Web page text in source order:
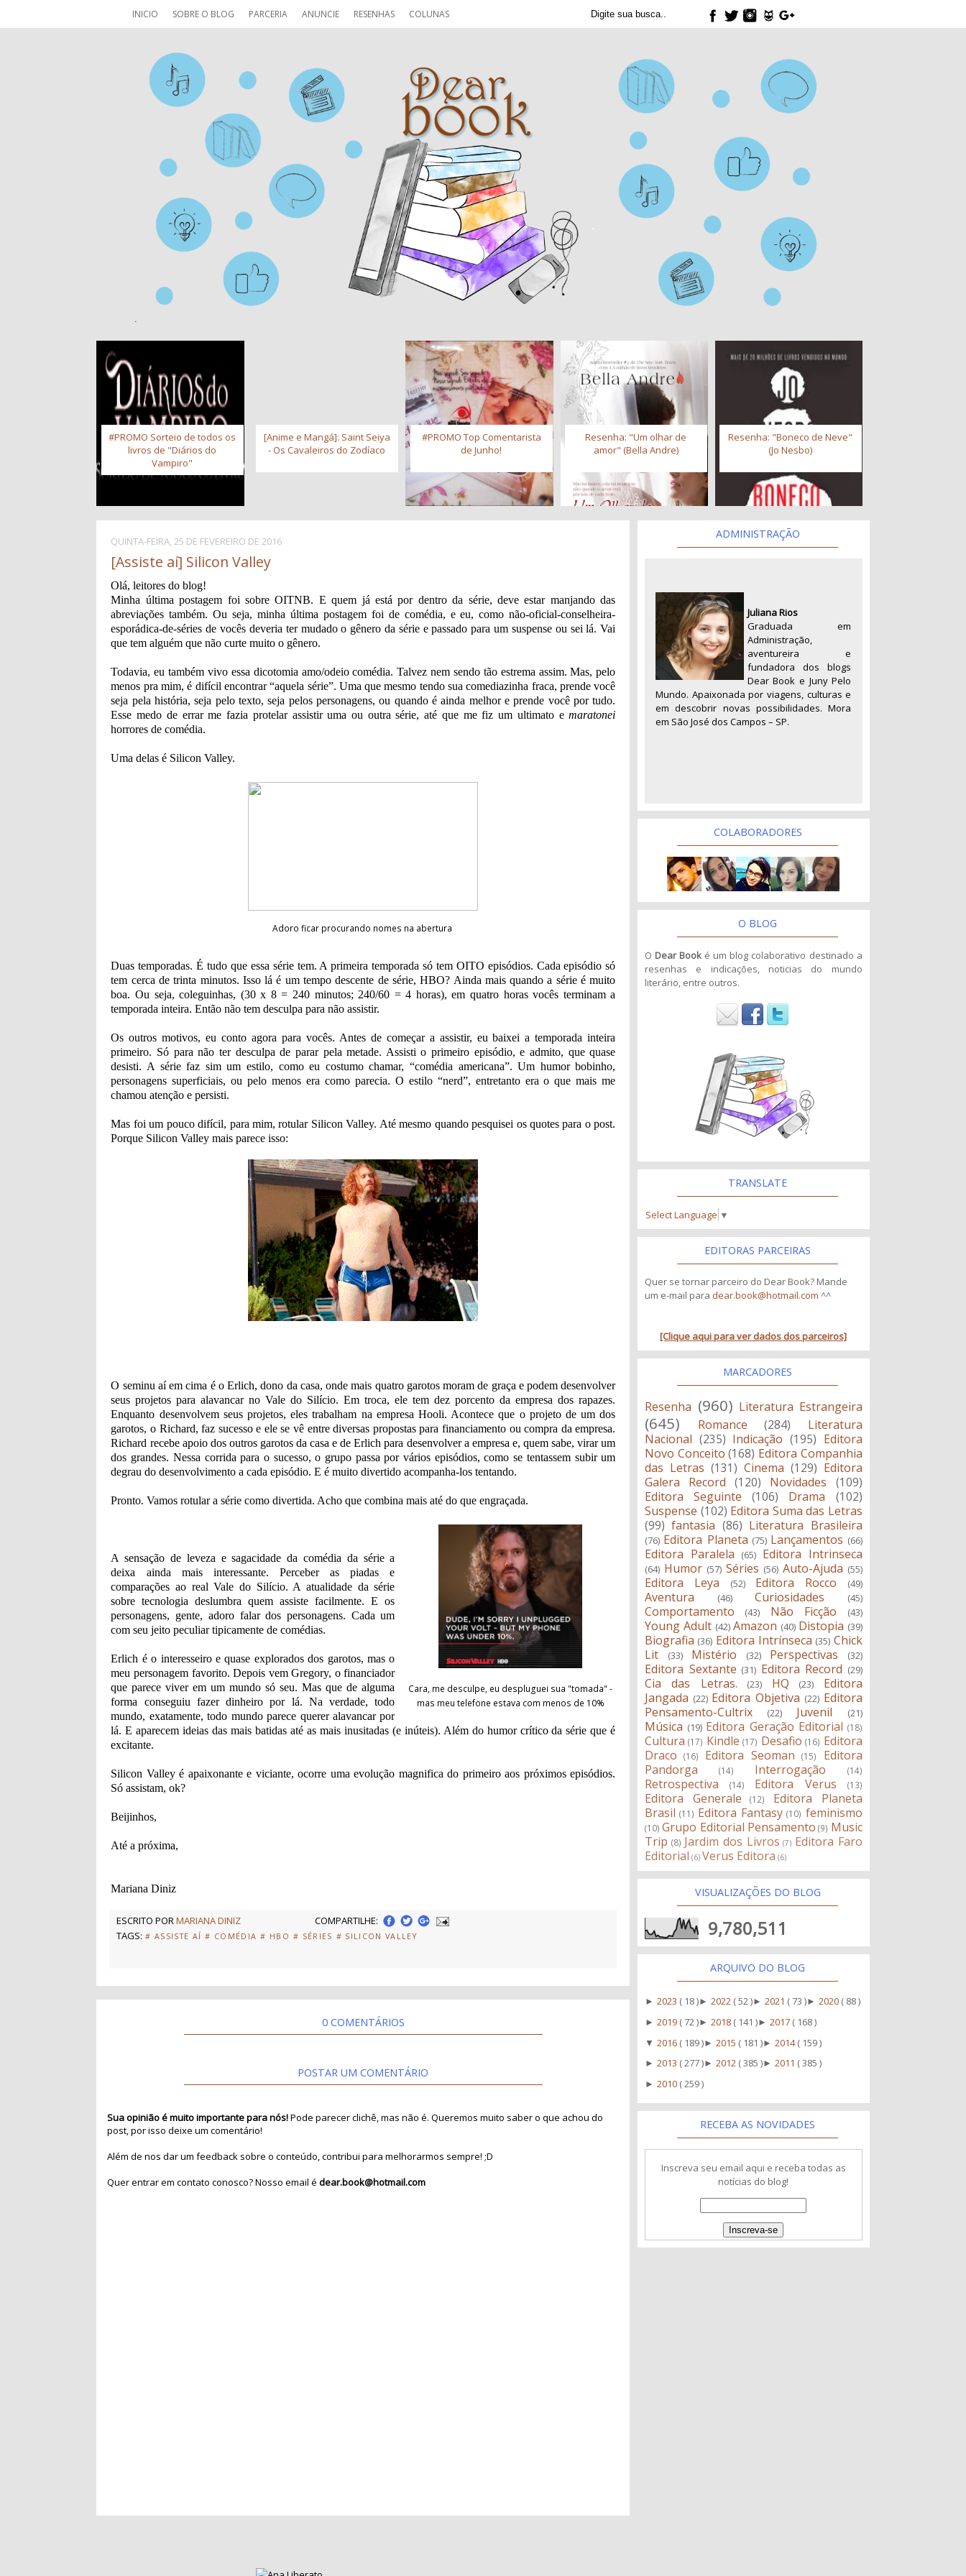
INICIO SOBRE O BLOG PARCERIA ANUNCIE RESENHAS COLUNAS
#PROMO Sorteio de todos os
livros de "Diários do
Vampiro"
[Anime e Mangá]: Saint Seiya
- Os Cavaleiros do Zodíaco
#PROMO Top Comentarista
de Junho!
Resenha: "Um olhar de
amor" (Bella Andre)
Resenha: "Boneco de Neve"
(Jo Nesbo)
QUINTA-FEIRA, 25 DE FEVEREIRO DE 2016
[Assiste aí] Silicon Valley
Olá, leitores do blog!
Minha última postagem foi sobre OITNB. E quem já está por dentro da série, deve estar manjando das
abreviações também. Ou seja, minha última postagem foi de comédia, e eu, como não-oficial-conselheira-
esporádica-de-séries de vocês deveria ter mudado o gênero da série e passado para um suspense ou sei lá. Vai
que tem alguém que não curte muito o gênero.
Todavia, eu também vivo essa dicotomia amo/odeio comédia. Talvez nem sendo tão estrema assim. Mas, pelo
menos pra mim, é difícil encontrar “aquela série”. Uma que mesmo tendo sua comediazinha fraca, prende você
seja pela história, seja pelo texto, seja pelos personagens, ou quando é ainda melhor e prende você por tudo.
Esse medo de errar me fazia protelar assistir uma ou outra série, até que me fiz um ultimato emaratonei
horrores de comédia.
Uma delas é Silicon Valley.
Adoro ficar procurando nomes na abertura
Duas temporadas. É tudo que essa série tem. A primeira temporada só tem OITO episódios. Cada episódio só
tem cerca de trinta minutos. Isso lá é um tempo descente de série, HBO? Ainda mais quando a série é muito
boa. Ou seja, coleguinhas, (30 x 8 = 240 minutos; 240/60 = 4 horas), em quatro horas vocês terminam a
temporada inteira. Então não tem desculpa para não assistir.
Os outros motivos, eu conto agora para vocês. Antes de começar a assistir, eu baixei a temporada inteira
primeiro. Só para não ter desculpa de parar pela metade. Assisti o primeiro episódio, e admito, que quase
desisti. A série faz sim um estilo, como eu costumo chamar, “comédia americana”. Um humor bobinho,
personagens superficiais, ou pelo menos era como parecia. O estilo “nerd”, entretanto era o que mais me
chamou atenção e persisti.
Mas foi um pouco difícil, para mim, rotular Silicon Valley. Até mesmo quando pesquisei os quotes para o post.
Porque Silicon Valley mais parece isso:
O seminu aí em cima é o Erlich, dono da casa, onde mais quatro garotos moram de graça e podem desenvolver
seus projetos para alavancar no Vale do Silício. Em troca, ele tem dez porcento da empresa dos rapazes.
Enquanto desenvolvem seus projetos, eles trabalham na empresa Hooli. Acontece que o projeto de um dos
garotos, o Richard, faz sucesso e ele se vê entre diversas propostas para financiamento ou compra da empresa.
Richard recebe apoio dos outros garotos da casa e de Erlich para desenvolver a empresa e, quem sabe, virar um
dos grandes. Nessa corrida para o sucesso, o grupo passa por vários episódios, como se tentassem subir um
degrau do desenvolvimento a cada episódio. E é muito divertido acompanha-los tentando.
Pronto. Vamos rotular a série como divertida. Acho que combina mais até do que engraçada.
Cara, me desculpe, eu despluguei sua "tomada" -
mas meu telefone estava com menos de 10%
A sensação de leveza e sagacidade da comédia da série a
deixa ainda mais interessante. Perceber as piadas e
comparações ao real Vale do Silício. A atualidade da série
sobre tecnologia deslumbra quem assiste facilmente. E os
personagens, gente, adoro falar dos personagens. Cada um
com seu jeito peculiar tipicamente de comédias.
Erlich é o interesseiro e quase explorados dos garotos, mas o
meu personagem favorito. Depois vem Gregory, o financiador
que parece viver em um mundo só seu. Mas que de alguma
forma conseguiu fazer dinheiro por lá. Na verdade, todo
mundo, exatamente, todo mundo parece querer alavancar por
lá. E aparecem ideias das mais batidas até as mais inusitadas (e inúteis). Além do humor crítico da série que é
excitante.
Silicon Valley é apaixonante e viciante, ocorre uma evolução magnifica do primeiro aos próximos episódios.
Só assistam, ok?
Beijinhos,
Até a próxima,
Mariana Diniz
ESCRITO PORMARIANA DINIZ
COMPARTILHE:
TAGS: # ASSISTE AÍ # COMÉDIA # HBO # SÉRIES # SILICON VALLEY
0 COMENTÁRIOS
POSTAR UM COMENTÁRIO
Sua opinião é muito importante para nós!Pode parecer clichê, mas não é. Queremos muito saber o que achou do
post, por isso deixe um comentário!
Além de nos dar um feedback sobre o conteúdo, contribui para melhorarmos sempre! ;D
Quer entrar em contato conosco? Nosso email édear.book@hotmail.com
ADMINISTRAÇÃO
Juliana Rios
Graduada em
Administração,
aventureira e
fundadora dos blogs
Dear Book e Juny Pelo
Mundo. Apaixonada por viagens, culturas e
em descobrir novas possibilidades. Mora
em São José dos Campos – SP.
COLABORADORES
O BLOG
O Dear Book é um blog colaborativo destinado a
resenhas e indicações, noticias do mundo
literário, entre outros.
TRANSLATE
Select Language ▼
EDITORAS PARCEIRAS
Quer se tornar parceiro do Dear Book? Mande
um e-mail para dear.book@hotmail.com ^^
[Clique aqui para ver dados dos parceiros]
MARCADORES
Resenha (960) Literatura Estrangeira
(645) Romance (284)
Literatura
Nacional (235) Indicação (195) Editora
Novo Conceito (168) Editora Companhia
das Letras (131) Cinema (129) Editora
Galera Record
(120) Novidades
(109)
Editora Seguinte
(106) Drama
(102)
Suspense (102) Editora Suma das Letras
(99) fantasia (86) Literatura Brasileira
(76) Editora Planeta (75) Lançamentos (66)
Editora Paralela (65) Editora Intrinseca
(64) Humor (57) Séries (56) Auto-Ajuda (55)
Editora Leya (52) Editora Rocco (49)
Aventura (46) Curiosidades (45)
Comportamento (43) Não Ficção (43)
Young Adult (42) Amazon (40) Distopia (39)
Biografia (36) Editora Intrínseca (35) Chick
Lit
(33) Mistério (32) Perspectivas (32)
Editora Sextante (31) Editora Record (29)
Cia das Letras. (23) HQ (23)
Editora
Jangada (22) Editora Objetiva (22) Editora
Pensamento-Cultrix
(22) Juvenil (21)
Música (19) Editora Geração Editorial (18)
Cultura (17) Kindle (17) Desafio (16) Editora
Draco
(16) Editora Seoman (15)
Editora
Pandorga
(14) Interrogação (14)
Retrospectiva (14) Editora Verus (13)
Editora Generale (12)
Editora Planeta
Brasil (11) Editora Fantasy (10) feminismo
(10) Grupo Editorial Pensamento (9) Music
Trip (8) Jardim dos Livros (7) Editora Faro
Editorial (6) Verus Editora (6)
VISUALIZAÇÕES DO BLOG
9,780,511
ARQUIVO DO BLOG
►2023 ( 18 )►2022 ( 52 )►2021 ( 73 )►2020 ( 88 )
►2019 ( 72 )►2018 ( 141 )►2017 ( 168 )
▼2016 ( 189 )►2015 ( 181 )►2014( 159 )
►2013 ( 277 )►2012 ( 385 )►2011 ( 385 )
►2010 ( 259 )
RECEBA AS NOVIDADES
Inscreva seu email aqui e receba todas as
notícias do blog!